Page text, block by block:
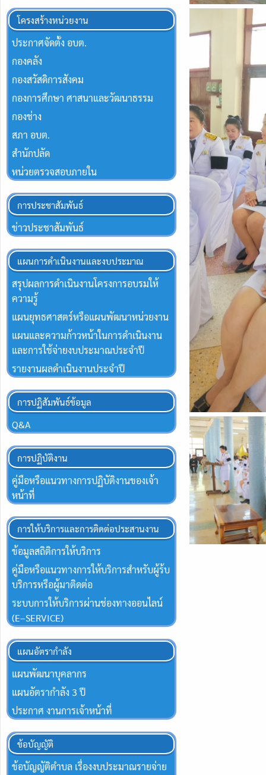
โครงสร้างหน่วยงาน
ประกาศจัดตั้ง อบต.
กองคลัง
กองสวัสดิการสังคม
กองการศึกษา ศาสนาและวัฒนาธรรม
กองช่าง
สภา อบต.
สำนักปลัด
หน่วยตรวจสอบภายใน
การประชาสัมพันธ์
ข่าวประชาสัมพันธ์
แผนการดำเนินงานและงบประมาณ
สรุปผลการดำเนินงานโครงการอบรมให้
ความรู้
แผนยุทธศาสตร์หรือแผนพัฒนาหน่วยงาน
แผนและความก้าวหน้าในการดำเนินงาน
และการใช้จ่ายงบประมาณประจำปี
รายงานผลดำเนินงานประจำปี
การปฏิสัมพันธ์ข้อมูล
Q&A
การปฏิบัติงาน
คู่มือหรือแนวทางการปฏิบัติงานของเจ้า
หน้าที่
การให้บริการและการติดต่อประสานงาน
ข้อมูลสถิติการให้บริการ
คู่มือหรือแนวทางการให้บริการสำหรับผู้ร้บ
บริการหรือผู้มาติดต่อ
ระบบการให้บริการผ่านช่องทางออนไลน์
(E–SERVICE)
แผนอัตรากำลัง
แผนพัฒนาบุคลากร
แผนอัตรากำลัง 3 ปี
ประกาศ งานการเจ้าหน้าที่
ข้อบัญญัติ
ข้อบัญญัติตำบล เรื่องงบประมาณรายจ่าย